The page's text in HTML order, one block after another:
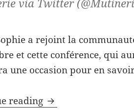
via Twitter
a rejoint la
et cette conférence, qui
une occasion pour en
reading “Du désir à